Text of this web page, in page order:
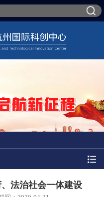
法治社会一体建设